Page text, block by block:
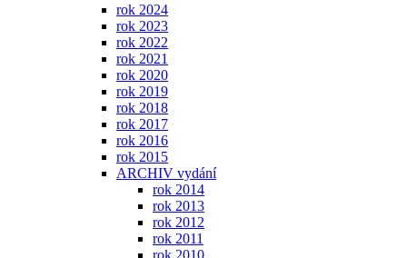
rok 2024
rok 2023
rok 2022
rok 2021
rok 2020
rok 2019
rok 2018
rok 2017
rok 2016
rok 2015
ARCHIV vydání
rok 2014
rok 2013
rok 2012
rok 2011
rok 2010